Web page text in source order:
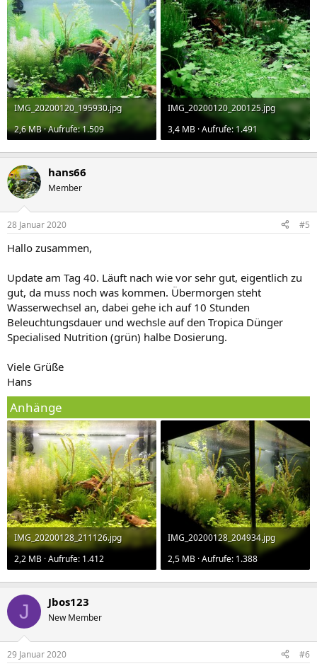
IMG_20200120_195930.jpg
2,6 MB · Aufrufe: 1.509
IMG_20200120_200125.jpg
3,4 MB · Aufrufe: 1.491
hans66
Member
28 Januar 2020 #5
Hallo zusammen,
Update am Tag 40. Läuft nach wie vor sehr gut, eigentlich zu
gut, da muss noch was kommen. Übermorgen steht
Wasserwechsel an, dabei gehe ich auf 10 Stunden
Beleuchtungsdauer und wechsle auf den Tropica Dünger
Specialised Nutrition (grün) halbe Dosierung.
Viele Grüße
Hans
Anhänge
IMG_20200128_211126.jpg
2,2 MB · Aufrufe: 1.412
IMG_20200128_204934.jpg
2,5 MB · Aufrufe: 1.388
J Jbos123
New Member
29 Januar 2020 #6